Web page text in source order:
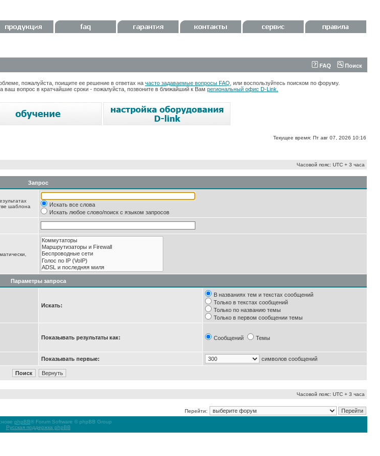
FAQ Поиск
пожалуйста, поищите ее решение в ответах на часто задаваемые вопросы FAQ , или воспользуйтесь поиском по форуму.
вопрос в кратчайшие сроки - пожалуйста, позвоните в ближайший к Вам региональный офис D-Link.
Текущее время: Пт авг 07, 2026 10:16
Часовой пояс: UTC + 3 часа
Запрос
шаблона
Искать все слова
Искать любое слово/поиск с языком запросов
Параметры запроса
Искать:
В названиях тем и текстах сообщений
Только в текстах сообщений
Только по названию темы
Только в первом сообщении темы
Показывать результаты как: Сообщений Темы
Показывать первые: символов сообщений
Часовой пояс: UTC + 3 часа
Перейти:
phpBB® Forum Software © phpBB Group
Русская поддержка phpBB